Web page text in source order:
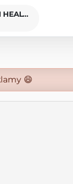
GESUNDE LOW CARB ZIMTSCHNECKEN HEALTHY LOW CARB CINNAMON ROLLS
😄